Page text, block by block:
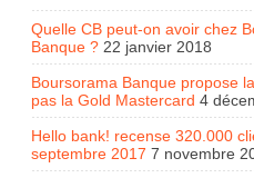
Quelle CB peut-on avoir chez
Banque ? 22 janvier 2018
Boursorama Banque propose
pas la Gold Mastercard 4
Hello bank! recense 320.000
septembre 2017 7 novembre